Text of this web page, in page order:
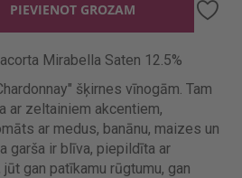
PIEVIENOT GROZAM
Mirabella Saten 12.5%
šķirnes vīnogām. Tam
ar zeltainiem akcentiem,
ar medus, banānu, maizes un
garša ir blīva, piepildīta ar
gan patīkamu rūgtumu, gan